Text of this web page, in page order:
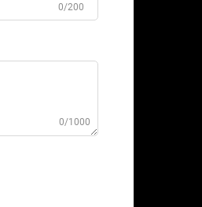
0/200
0/1000